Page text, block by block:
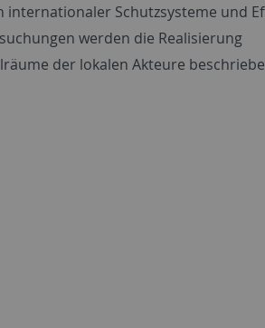
Schutzsysteme und
werden die Realisierung
der lokalen Akteure